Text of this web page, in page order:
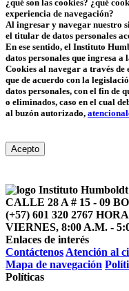
¿qué son las cookies? ¿qué
experiencia de navegación?
Al ingresar y navegar nuestro
el titular de datos personales
En ese sentido, el Instituto
datos personales que ingresa a
Cookies al navegar a través de
que de acuerdo con la
datos personales, con el fin de
o eliminados, caso en el cual
al buzón autorizado,
Acepto
CALLE 28 A # 15 - 09
(+57) 601 320 2767
VIERNES, 8:00 A.M. -
Enlaces de interés
ContáctenosAtención al
Mapa de navegación
Políticas